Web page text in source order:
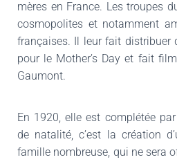
mères en France. Les troupes
cosmopolites et notamment
françaises. Il leur fait distribuer
pour le Mother’s Day et fait
Gaumont.
En 1920, elle est complétée
de natalité, c’est la création
famille nombreuse, qui ne sera